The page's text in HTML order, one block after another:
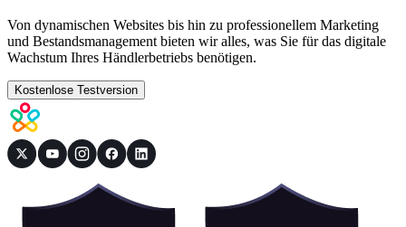
Von dynamischen Websites bis hin zu professionellem Marketing
und Bestandsmanagement bieten wir alles, was Sie für das digitale
Wachstum Ihres Händlerbetriebs benötigen.
Kostenlose Testversion